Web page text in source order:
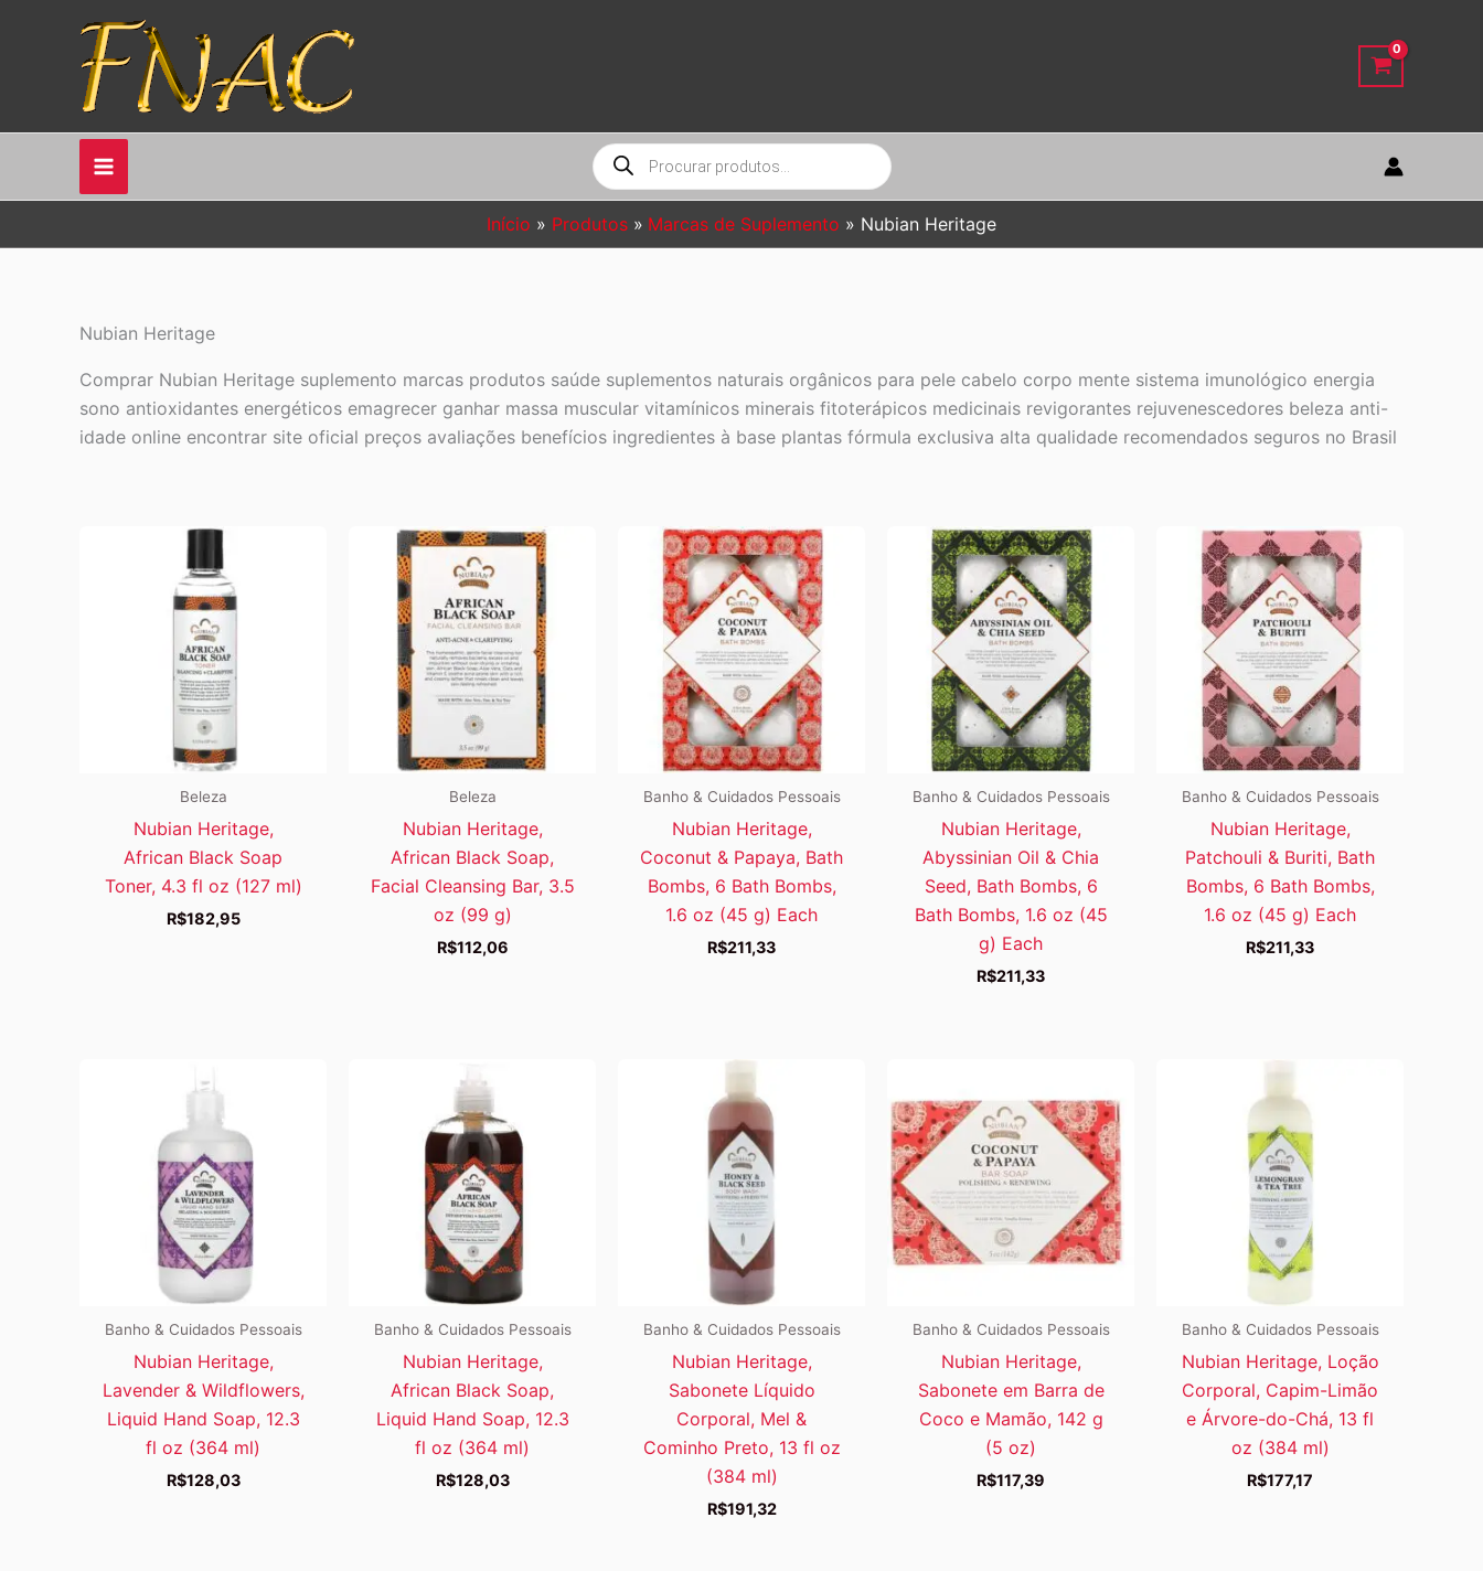
Pesquisar
produtos
Início Produtos Marcas de Suplemento Nubian Heritage
Nubian Heritage
Comprar Nubian Heritage suplemento marcas produtos saúde suplementos naturais orgânicos para pele cabelo corpo mente sistema imunológico energia
sono antioxidantes energéticos emagrecer ganhar massa muscular vitamínicos minerais fitoterápicos medicinais revigorantes rejuvenescedores beleza anti-
idade online encontrar site oficial preços avaliações benefícios ingredientes à base plantas fórmula exclusiva alta qualidade recomendados seguros no Brasil
Beleza
Nubian Heritage,
African Black Soap
Toner, 4.3 fl oz (127 ml)
R$182,95
Beleza
Nubian Heritage,
African Black Soap,
Facial Cleansing Bar, 3.5
oz (99 g)
R$112,06
Banho & Cuidados Pessoais
Nubian Heritage,
Coconut & Papaya, Bath
Bombs, 6 Bath Bombs,
1.6 oz (45 g) Each
R$211,33
Banho & Cuidados Pessoais
Nubian Heritage,
Abyssinian Oil & Chia
Seed, Bath Bombs, 6
Bath Bombs, 1.6 oz (45
g) Each
R$211,33
Banho & Cuidados Pessoais
Nubian Heritage,
Patchouli & Buriti, Bath
Bombs, 6 Bath Bombs,
1.6 oz (45 g) Each
R$211,33
Banho & Cuidados Pessoais
Nubian Heritage,
Lavender & Wildflowers,
Liquid Hand Soap, 12.3
fl oz (364 ml)
R$128,03
Banho & Cuidados Pessoais
Nubian Heritage,
African Black Soap,
Liquid Hand Soap, 12.3
fl oz (364 ml)
R$128,03
Banho & Cuidados Pessoais
Nubian Heritage,
Sabonete Líquido
Corporal, Mel &
Cominho Preto, 13 fl oz
(384 ml)
R$191,32
Banho & Cuidados Pessoais
Nubian Heritage,
Sabonete em Barra de
Coco e Mamão, 142 g
(5 oz)
R$117,39
Banho & Cuidados Pessoais
Nubian Heritage, Loção
Corporal, Capim-Limão
e Árvore-do-Chá, 13 fl
oz (384 ml)
R$177,17